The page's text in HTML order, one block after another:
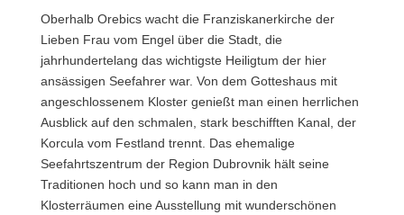
Oberhalb Orebics wacht die Franziskanerkirche der
Lieben Frau vom Engel über die Stadt, die
jahrhundertelang das wichtigste Heiligtum der hier
ansässigen Seefahrer war. Von dem Gotteshaus mit
angeschlossenem Kloster genießt man einen herrlichen
Ausblick auf den schmalen, stark beschifften Kanal, der
Korcula vom Festland trennt. Das ehemalige
Seefahrtszentrum der Region Dubrovnik hält seine
Traditionen hoch und so kann man in den
Klosterräumen eine Ausstellung mit wunderschönen